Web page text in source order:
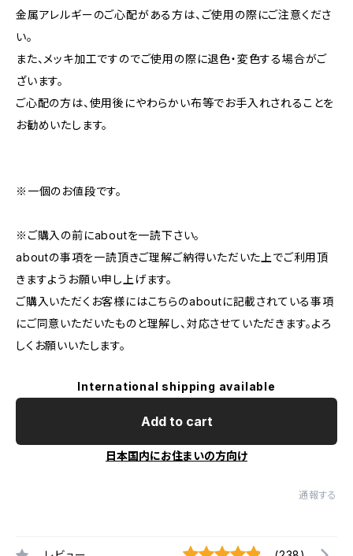
金属アレルギーのご心配がある方は、ご使用の際にご注意くださ
い。
また、メッキ加工ですのでご使用の際に退色・変色する場合がご
ざいます。
ご心配の方は、使用後にやわらかい布等でお手入れされることを
お勧めいたします。
※一個のお値段です。
※ご購入の前にaboutを一読下さい。
aboutの事項を一読頂きご理解ご納得いただいた上でご利用頂
きますようお願い申し上げます。
ご購入いただくお客様にはこちらのaboutに記載されている事項
にご同意いただいたものと理解し、対応させていただきます。よろ
しくお願いいたします。
International shipping available
Add to cart
日本国内にお住まいの方向け
通報する